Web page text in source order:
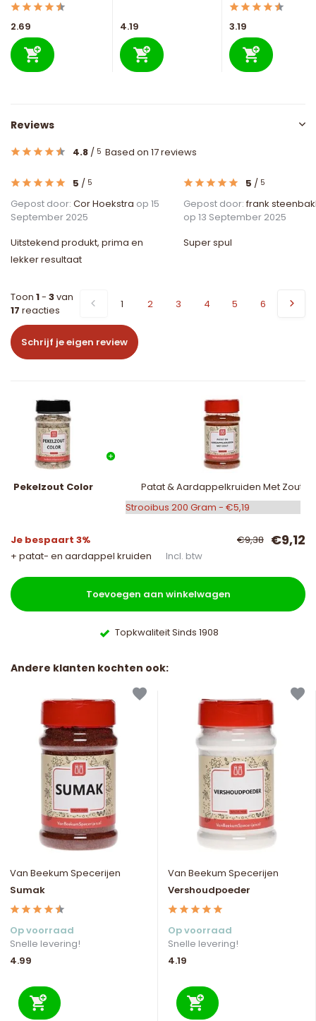
2.69 4.19 3.19
Reviews
4.8 / 5 Based on 17 reviews
5 / 5
Gepost door: Cor Hoekstra op 15
September 2025
Uitstekend produkt, prima en
lekker resultaat
5 / 5
Gepost door:frank
op 13 September 2025
Super spul
Toon 1- 3van
17 reacties 1 2 3 4 5 6
Schrijf je eigen review
Pekelzout Color Patat & Aardappelkruiden Met Zout
Je bespaart 3% €9,38 €9,12
+ patat- en aardappel kruiden Incl. btw
Toevoegen aan winkelwagen
Topkwaliteit Sinds 1908
Andere klanten kochten ook:
Van Beekum Specerijen
Sumak
Op voorraad
Snelle levering!
4.99
Van Beekum Specerijen
Vershoudpoeder
Op voorraad
Snelle levering!
4.19